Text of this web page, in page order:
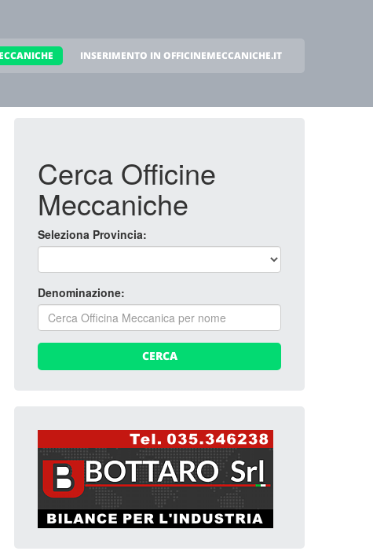
INSERIMENTO IN OFFICINEMECCANICHE.IT
Cerca Officine
Meccaniche
Seleziona Provincia:
Denominazione:
CERCA